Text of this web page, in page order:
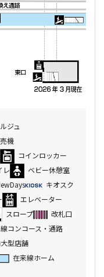
ジュ
機
コインロッカー
レ
ベビー休憩室
キオスク
エレベーター
スロープ
改札口
コンコース・通路
型店舗
在来線ホーム